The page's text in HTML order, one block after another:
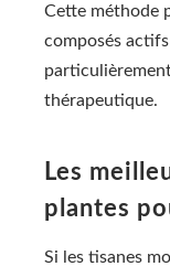
Cette méthode
composés
thérapeutique.
Les
plantes
Si les tisanes